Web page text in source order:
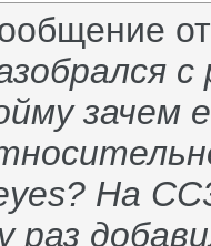
зачем
На
раз